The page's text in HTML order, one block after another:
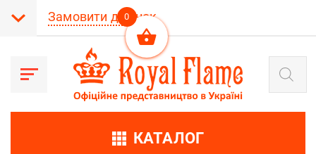
Замовити дзвінок
Пошук
товарів
КАТАЛОГ
0